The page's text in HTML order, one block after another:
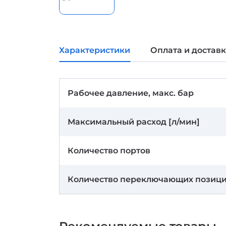
Характеристики Оплата и
Рабочее давление, макс. бар
Максимальный расход [л/мин]
Количество портов
Количество переключающих